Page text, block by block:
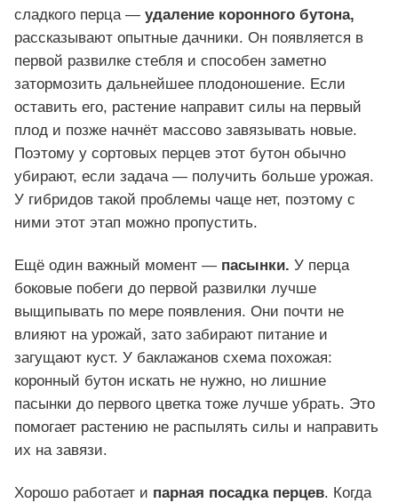
сладкого перца — удаление коронного бутона,
рассказывают опытные дачники. Он появляется в
первой развилке стебля и способен заметно
затормозить дальнейшее плодоношение. Если
оставить его, растение направит силы на первый
плод и позже начнёт массово завязывать новые.
Поэтому у сортовых перцев этот бутон обычно
убирают, если задача — получить больше урожая.
У гибридов такой проблемы чаще нет, поэтому с
ними этот этап можно пропустить.
Ещё один важный момент — пасынки. У перца
боковые побеги до первой развилки лучше
выщипывать по мере появления. Они почти не
влияют на урожай, зато забирают питание и
загущают куст. У баклажанов схема похожая:
коронный бутон искать не нужно, но лишние
пасынки до первого цветка тоже лучше убрать. Это
помогает растению не распылять силы и направить
их на завязи.
Хорошо работает и парная посадка перцев. Когда